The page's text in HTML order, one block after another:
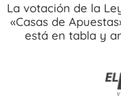
La votación de la
«Casas de
está en tabla y